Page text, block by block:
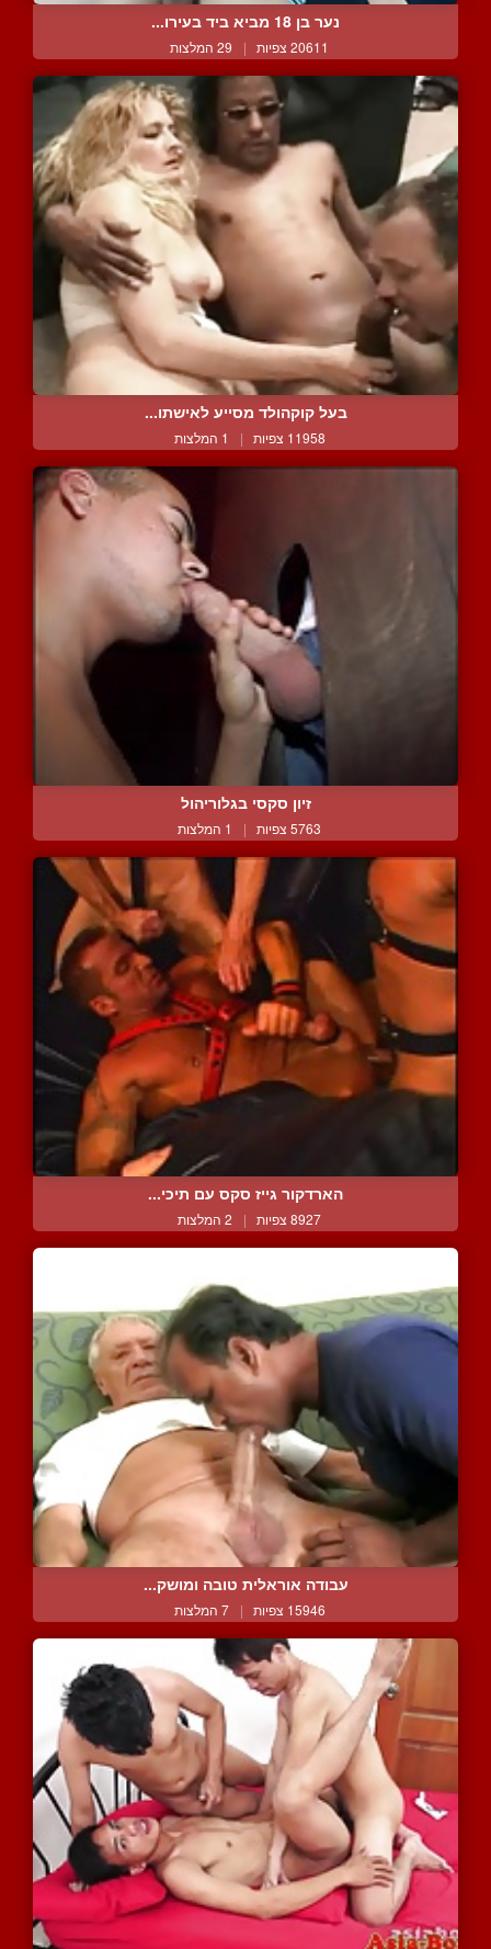
נער בן 18 מביא ביד בעירו...
20611 צפיות | 29 המלצות
בעל קוקהולד מסייע לאישתו...
11958 צפיות | 1 המלצות
זיון סקסי בגלוריהול
5763 צפיות | 1 המלצות
הארדקור גייז סקס עם תיכי...
8927 צפיות | 2 המלצות
עבודה אוראלית טובה ומושק...
15946 צפיות | 7 המלצות